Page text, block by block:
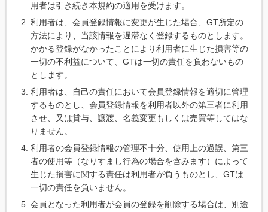
用者は引き続き本規約の適用を受けます。
利用者は、会員登録情報に変更が生じた場合、GT所定の
方法により、当該情報を遅滞なく登録するものとします。
かかる登録がなかったことにより利用者に生じた損害等の
一切の不利益について、GTは一切の責任を負わないもの
とします。
利用者は、自己の責任において会員登録情報を適切に管理
するものとし、会員登録情報を利用者以外の第三者に利用
させ、又は貸与、譲渡、名義変更もしくは売買等してはな
りません。
利用者の会員登録情報の管理不十分、使用上の過誤、第三
者の使用等（なりすまし行為の場合を含みます）によって
生じた損害に関する責任は利用者が負うものとし、GTは
一切の責任を負いません。
会員となった利用者が会員の登録を削除する場合は、別途